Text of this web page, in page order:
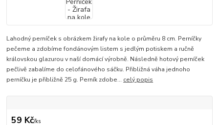
Lahodný perníček s obrázkem žirafy na kole o průměru 8 cm. Perníčky
pečeme a zdobíme fondánovým listem s jedlým potiskem a ručně
královskou glazurou v naší domácí výrobně. Následně hotový perníček
pečlivě zabalíme do celofánového sáčku. Přibližná váha jednoho
perníčku je přibližně 25 g. Perník zdobe... celý popis
59 Kč/ks